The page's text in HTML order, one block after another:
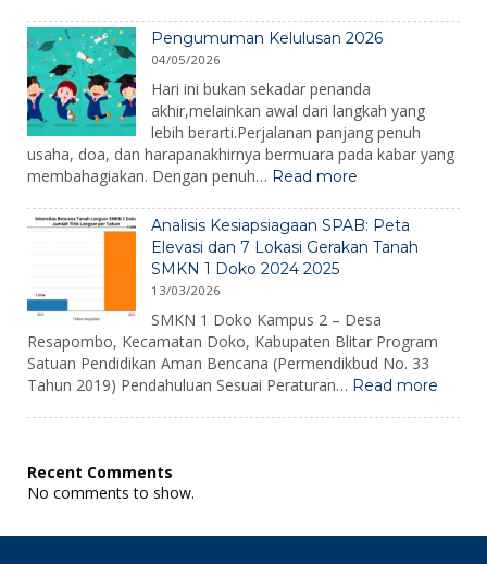
SMKN
1
Doko
2026
Pengumuman Kelulusan 2026
04/05/2026
Hari ini bukan sekadar penanda
akhir,melainkan awal dari langkah yang
lebih berarti.Perjalanan panjang penuh
usaha, doa, dan harapanakhirnya bermuara pada kabar yang
membahagiakan. Dengan penuh… Read more
Kelulusan
2026
Analisis Kesiapsiagaan SPAB: Peta
Elevasi dan 7 Lokasi Gerakan Tanah
SMKN 1 Doko 2024 2025
13/03/2026
SMKN 1 Doko Kampus 2 – Desa
Resapombo, Kecamatan Doko, Kabupaten Blitar Program
Satuan Pendidikan Aman Bencana (Permendikbud No. 33
Tahun 2019) Pendahuluan Sesuai Peraturan… Read more
Lokasi
Recent Comments
No comments to show.